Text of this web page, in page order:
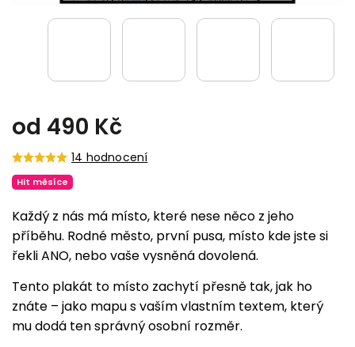
od 490 Kč
Hit měsíce
14 hodnocení
Každý z nás má místo, které nese něco z jeho
příběhu. Rodné město, první pusa, místo kde jste si
řekli ANO, nebo vaše vysněná dovolená.
Tento plakát to místo zachytí přesně tak, jak ho
znáte – jako mapu s vaším vlastním textem, který
mu dodá ten správný osobní rozměr.